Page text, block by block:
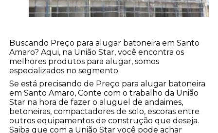
Buscando Preço para alugar batoneira em Santo
Amaro? Aqui, na União Star, você encontra os
melhores produtos para alugar, somos
especializados no segmento.
Se está precisando de Preço para alugar batoneira
em Santo Amaro, Conte com o trabalho da União
Star na hora de fazer o aluguel de andaimes,
betoneiras, compactadores de solo, escoras entre
outros equipamentos de construção que deseja.
Saiba que com a União Star você pode achar